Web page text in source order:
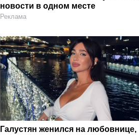
новости в одном месте
Реклама
Галустян женился на любовнице,